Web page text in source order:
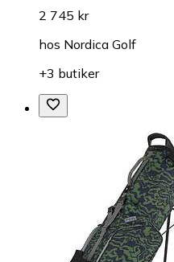
2 745 kr
hos Nordica Golf
+3 butiker